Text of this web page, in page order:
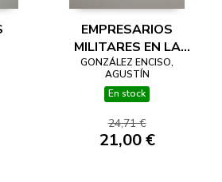
EMPRESARIOS
MILITARES EN LA
ESPAÑA MODERNA.
LA FÁBRICA DE
MUNICIONES DE
EUGUI, 1689-1766
GONZÁLEZ ENCISO,
AGUSTÍN
En stock
24,71 €
21,00 €